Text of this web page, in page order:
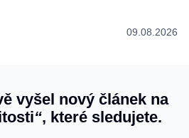
09.08.2026
vyšel nový článek na
“, které sledujete.